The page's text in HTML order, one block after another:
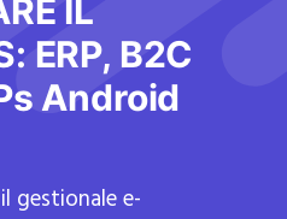
IL
ERP, B2C
Android
gestionale e-